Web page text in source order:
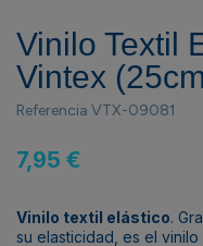
Vinilo Textil
Vintex
Referencia VTX-09081
7,95 €
Vinilo textil elástico.
su elasticidad, es el